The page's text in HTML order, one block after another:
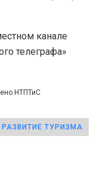
канале
телеграфа»
НТПТиС
РАЗВИТИЕ ТУРИЗМА